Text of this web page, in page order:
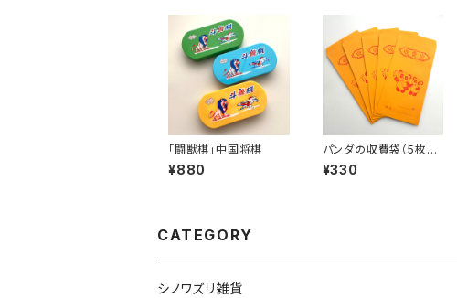
「闘獣棋」中国将棋
¥880
パンダの収費袋（5枚セ
ット）
¥330
CATEGORY
シノワズリ雑貨